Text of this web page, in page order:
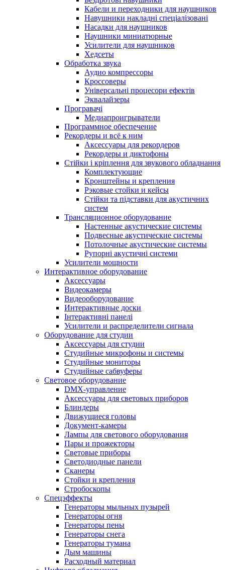
Кабели и переходники для наушников
Навушники накладні спеціалізовані
Насадки для наушников
Наушники миниатюрные
Усилители для наушников
Хедсеты
Обработка звука
Аудио компрессоры
Кроссоверы
Універсальні процесори ефектів
Эквалайзеры
Програвачі
Медиапроигрыватели
Программное обеспечение
Рекордеры и всё к ним
Аксессуары для рекордеров
Рекордеры и диктофоны
Стійки і кріплення для звукового обладнання
Комплектующие
Кронштейны и крепления
Рэковые стойки и кейсы
Стійки та підставки для акустичних
систем
Трансляционное оборудование
Настенные акустические системы
Подвесные акустические системы
Потолочные акустические системы
Рупорні акустичні системи
Усилители мощности
Интерактивное оборудование
Аксессуары
Видеокамеры
Видеооборудование
Интерактивные доски
Інтерактивні панелі
Усилители и распределители сигнала
Оборудование для студии
Аксессуары для студии
Студийные микрофоны и системы
Студийные мониторы
Студийные сабвуферы
Световое оборудование
DMX-управление
Аксессуары для световых приборов
Блиндеры
Движущиеся головы
Документ-камеры
Лампы для светового оборудования
Пары и прожекторы
Световые приборы
Светодиодные панели
Сканеры
Стойки и крепления
Стробоскопы
Спецэффекты
Генераторы мыльных пузырей
Генераторы огня
Генераторы пены
Генераторы снега
Генераторы тумана
Дым машины
Расходный материал